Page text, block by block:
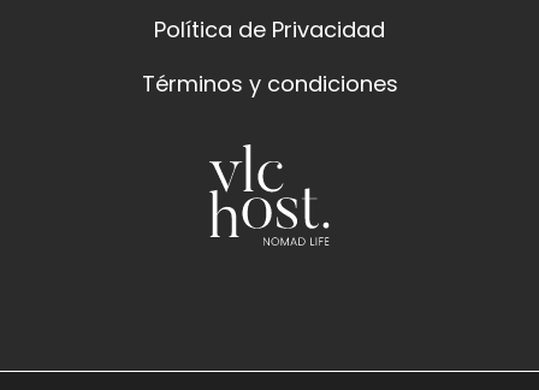
Propietarios
Experiencias
Política de cookies
Política de Privacidad
Términos y condiciones